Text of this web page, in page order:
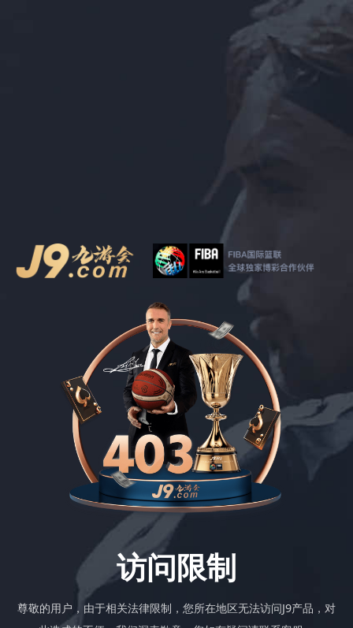
访问限制
尊敬的用户，由于相关法律限制，您所在地区无法访问J9产品，对